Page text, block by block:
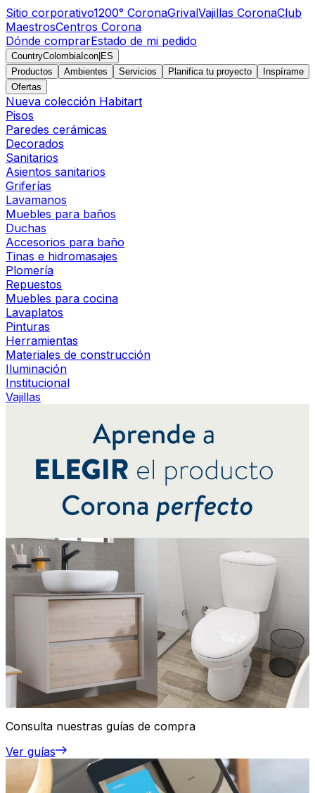
Sitio corporativo1200° CoronaGrivalVajillas CoronaClub
MaestrosCentros Corona
Dónde comprarEstado de mi pedido
CountryColombiaIcon ES
Productos
Ambientes Servicios Planifica tu proyecto
Inspírame
Ofertas
Nueva colección Habitart
Pisos
Paredes cerámicas
Decorados
Sanitarios
Asientos sanitarios
Griferías
Lavamanos
Muebles para baños
Duchas
Accesorios para baño
Tinas e hidromasajes
Plomería
Repuestos
Muebles para cocina
Lavaplatos
Pinturas
Herramientas
Materiales de construcción
Iluminación
Institucional
Vajillas
Consulta nuestras guías de compra
Ver guías